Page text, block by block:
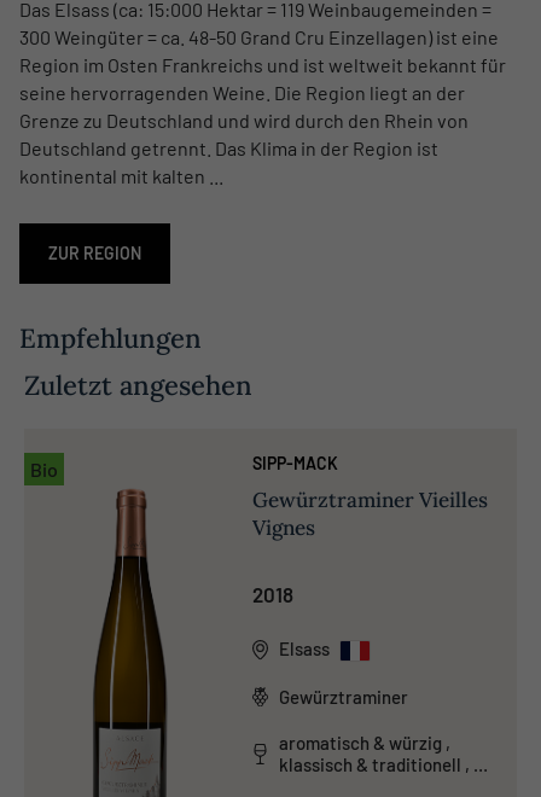
Das Elsass (ca: 15:000 Hektar = 119 Weinbaugemeinden =
300 Weingüter = ca. 48-50 Grand Cru Einzellagen) ist eine
Region im Osten Frankreichs und ist weltweit bekannt für
seine hervorragenden Weine. Die Region liegt an der
Grenze zu Deutschland und wird durch den Rhein von
Deutschland getrennt. Das Klima in der Region ist
kontinental mit kalten ...
ZUR REGION
Empfehlungen
Zuletzt angesehen
Bio SIPP-MACK
Gewürztraminer Vieilles
Vignes
2018
Elsass
Gewürztraminer
aromatisch & würzig ,
klassisch & traditionell ,